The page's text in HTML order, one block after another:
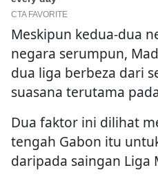
Meskipun kedua-dua
negara serumpun,
dua liga berbeza dari
suasana terutama
Dua faktor ini dilihat
tengah Gabon itu
daripada saingan Liga